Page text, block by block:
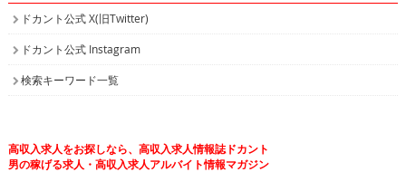
ドカント公式 X(旧Twitter)
ドカント公式 Instagram
検索キーワード一覧
高収入求人をお探しなら、高収入求人情報誌ドカント
男の稼げる求人・高収入求人アルバイト情報マガジン